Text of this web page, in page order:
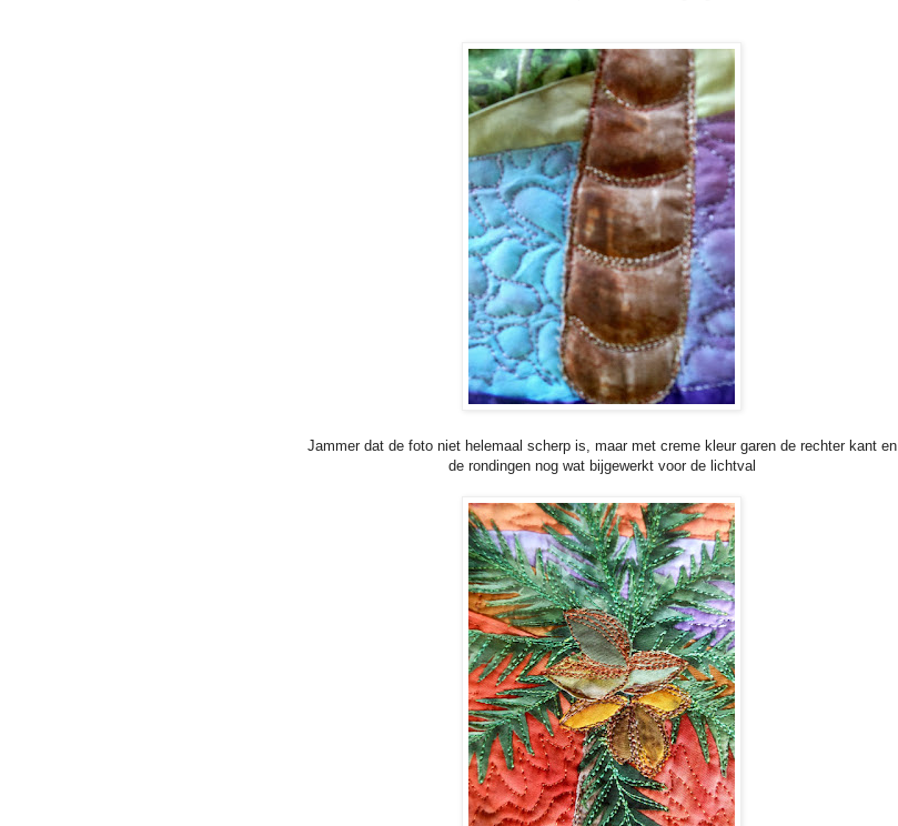
Jammer dat de foto niet helemaal scherp is, maar met creme kleur garen de rechter kant en
de rondingen nog wat bijgewerkt voor de lichtval